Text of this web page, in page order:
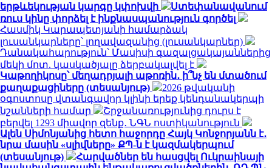
երթևեկության կարգը կփոխվի
Ստեփանավանում
ռուս կինը փորձել է ինքնասպանություն գործել
Հասմիկ Կարապետյանի համարձակ
լուսանկարները՝ լողավազանից (լուսանկարներ)
Դանակահարություն՝ Մասիսի գազալցակայաններից
մեկի մոտ. կասկածյալը ձերբակալվել է
Կաթողիկոսը՝ մեղադրյալի աթոռին․ ի՞նչ են մտածում
քաղաքացիները (տեսանյութ)
2026 թվականի
օգոստոսը վտանգավոր կլինի երեք կենդանակերպի
նշանների համար
Շրջանառությունից դուրս է
բերվել 1293 միավոր զենք․ ՆԳՆ ոստիկանություն
Ալեն Սիմոնյանից հետո հաջորդը Հայկ Կոնջորյանն է․
նրա մասին «սլիվները» ՔՊ-ն է կազմակերպում
(տեսանյութ)
Հարվածներ են հասցվել Ուկրաինայի